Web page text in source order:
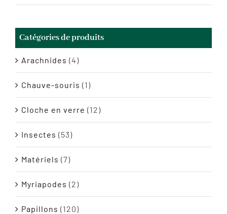
Catégories de produits
Arachnides (4)
Chauve-souris (1)
Cloche en verre (12)
Insectes (53)
Matériels (7)
Myriapodes (2)
Papillons (120)